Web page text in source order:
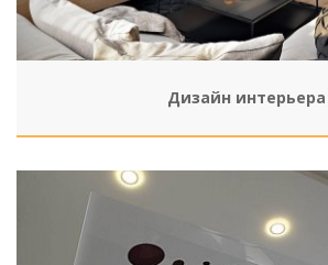
Дизайн интерьера